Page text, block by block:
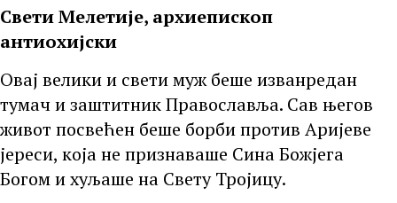
Свети Мелетије, архиепископ
антиохијски
Овај велики и свети муж беше изванредан
тумач и заштитник Православља. Сав његов
живот посвећен беше борби против Аријеве
јереси, која не признаваше Сина Божјега
Богом и хуљаше на Свету Тројицу.